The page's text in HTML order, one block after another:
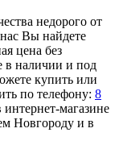
недорого от
Вы найдете
цена без
в наличии и под
купить или
по телефону: 8
магазине
Новгороду и в